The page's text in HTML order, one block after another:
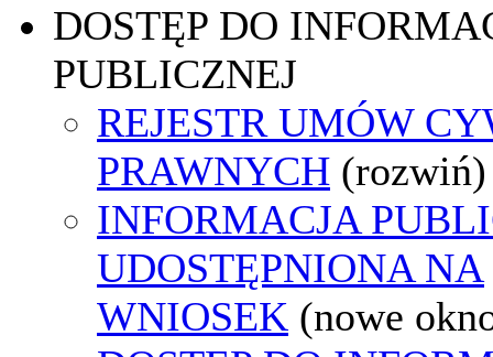
DOSTĘP DO
PUBLICZNEJ
REJESTR UMÓW
PRAWNYCH (rozwiń)
INFORMACJA
UDOSTĘPNIONA NA
WNIOSEK (nowe